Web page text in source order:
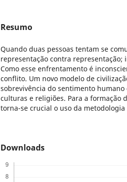
Resumo
Quando duas pessoas tentam se
representação contra
Como esse enfrentamento é
conflito. Um novo modelo de
sobrevivência do sentimento
culturas e religiões. Para a formação
torna-se crucial o uso da
Downloads